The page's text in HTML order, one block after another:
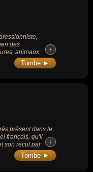
des
animaux,
les plus connues
« Femme au
+
+
Tombe ►
présent dans le
français, qu'il
son recul par
il a
reprises à
+
+
Tombe ►